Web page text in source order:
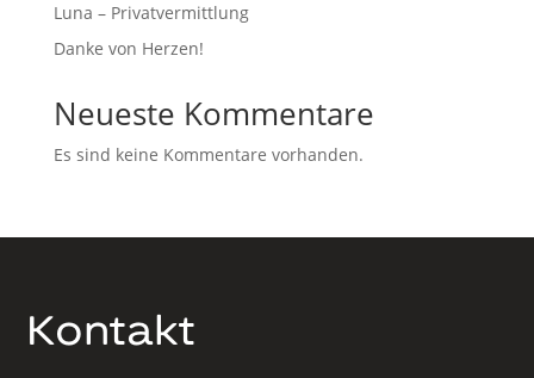
Luna – Privatvermittlung
Danke von Herzen!
Neueste Kommentare
Es sind keine Kommentare vorhanden.
Kontakt